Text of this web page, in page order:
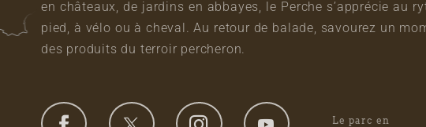
en châteaux, de jardins en abbayes, le Perche s’apprécie au
pied, à vélo ou à cheval. Au retour de balade, savourez un
des produits du terroir percheron.
Le parc en